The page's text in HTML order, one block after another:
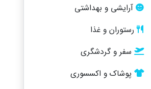
آرایشی و بهداشتی
رستوران و غذا
سفر و گردشگری
پوشاک و اکسسوری